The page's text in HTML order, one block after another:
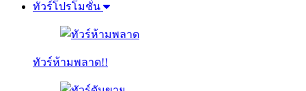
ทัวร์โปรโมชั่น
ทัวร์ห้ามพลาด!!